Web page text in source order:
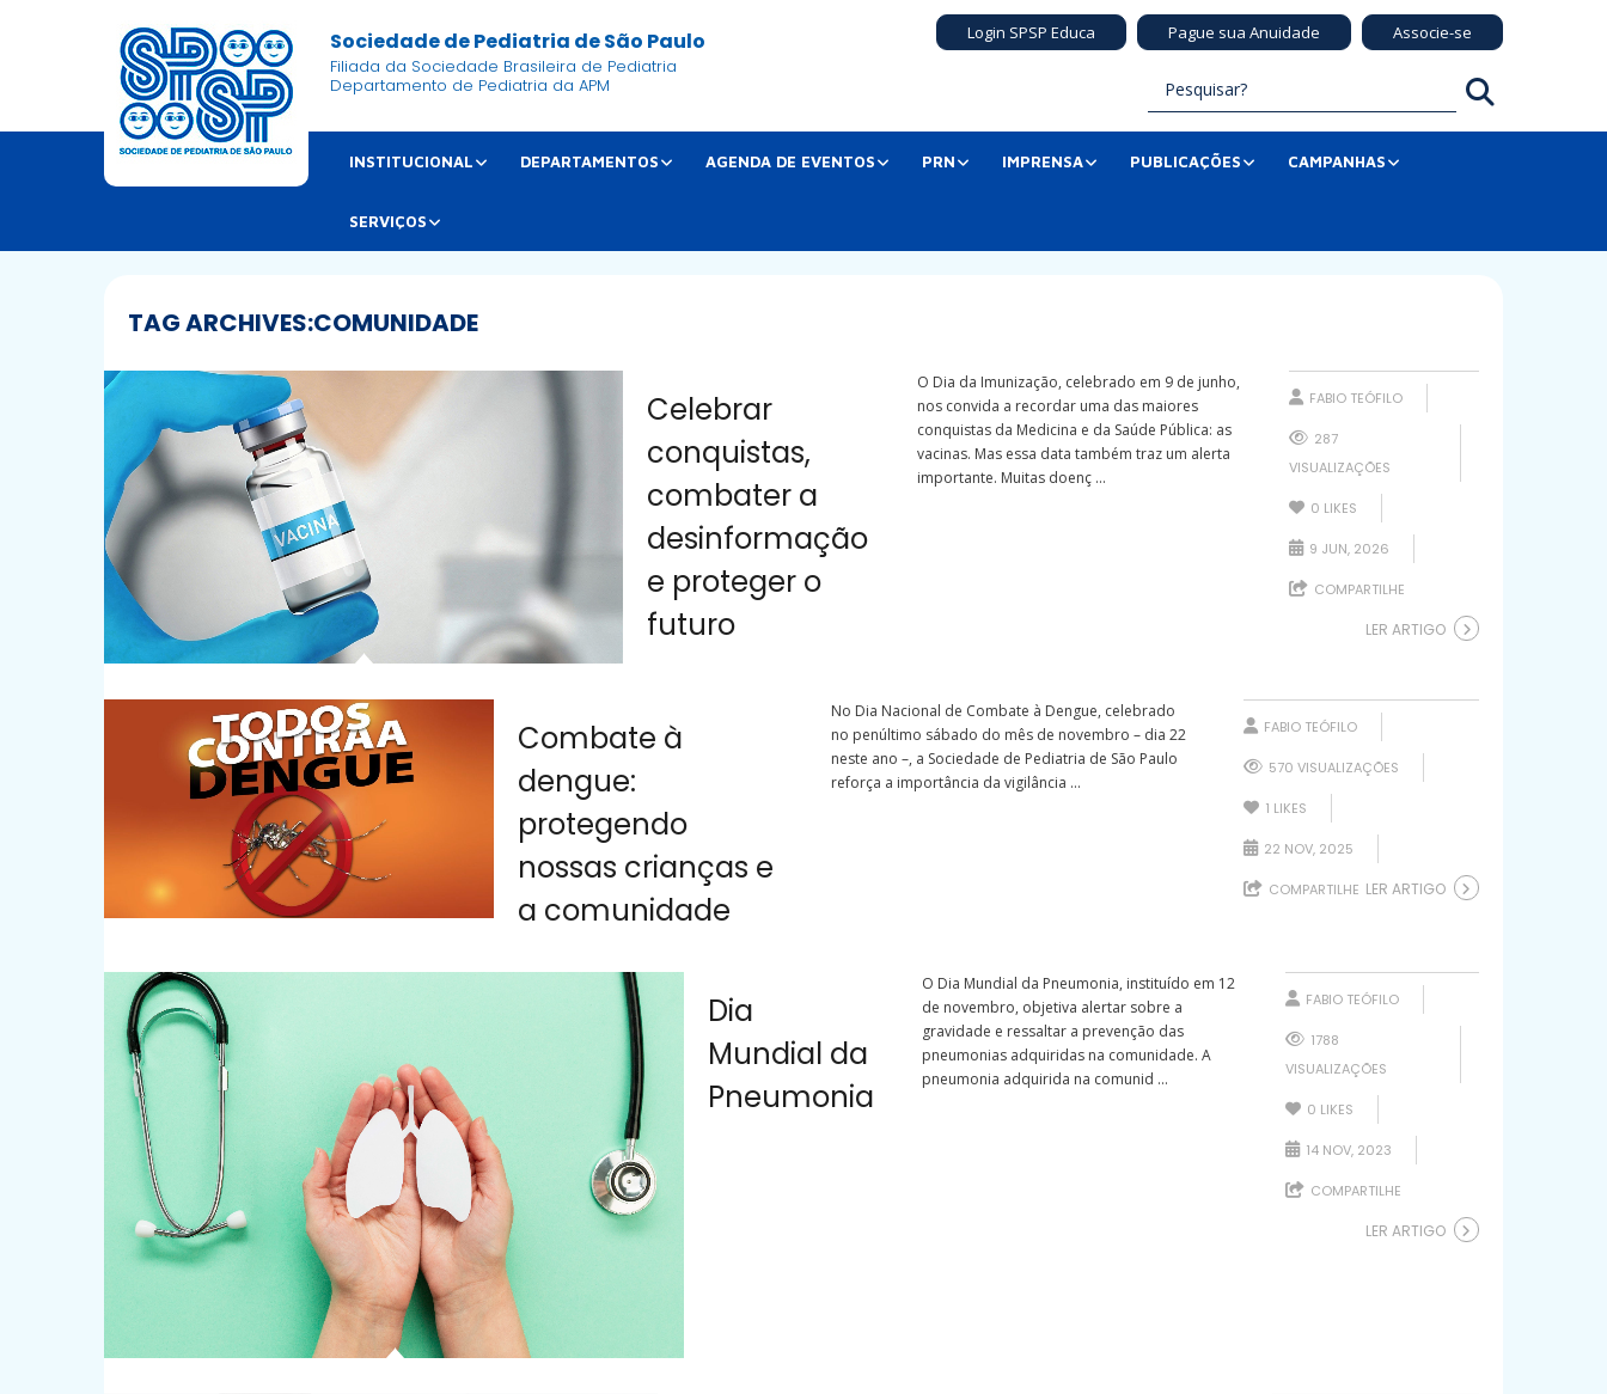
Sociedade de Pediatria de São Paulo
Filiada da Sociedade Brasileira de Pediatria
Departamento de Pediatria da APM
Login SPSP Educa Pague sua Anuidade Associe-se
INSTITUCIONAL DEPARTAMENTOS AGENDA DE EVENTOS PRN IMPRENSA PUBLICAÇÕES CAMPANHAS
SERVIÇOS
TAG ARCHIVES:COMUNIDADE
Celebrar
conquistas,
combater a
desinformação
e proteger o
futuro
O Dia da Imunização, celebrado em 9 de junho,
nos convida a recordar uma das maiores
conquistas da Medicina e da Saúde Pública: as
vacinas. Mas essa data também traz um alerta
importante. Muitas doenç ...
FABIO TEÓFILO
287
VISUALIZAÇÕES
0 LIKES
9 JUN, 2026
COMPARTILHE
LER ARTIGO
Combate à
dengue:
protegendo
nossas crianças e
a comunidade
No Dia Nacional de Combate à Dengue, celebrado
no penúltimo sábado do mês de novembro – dia 22
neste ano –, a Sociedade de Pediatria de São Paulo
reforça a importância da vigilância ...
FABIO TEÓFILO
570 VISUALIZAÇÕES
1 LIKES
22 NOV, 2025
COMPARTILHE LER ARTIGO
Dia
Mundial da
Pneumonia
O Dia Mundial da Pneumonia, instituído em 12
de novembro, objetiva alertar sobre a
gravidade e ressaltar a prevenção das
pneumonias adquiridas na comunidade. A
pneumonia adquirida na comunid ...
FABIO TEÓFILO
1788
VISUALIZAÇÕES
0 LIKES
14 NOV, 2023
COMPARTILHE
LER ARTIGO